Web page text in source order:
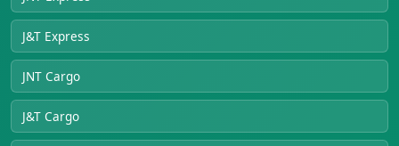
J&T Express
JNT Cargo
J&T Cargo